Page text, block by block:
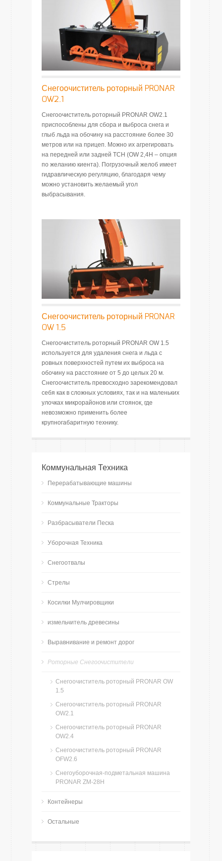
Снегоочиститель роторный PRONAR
OW2.1
Снегоочиститель роторный PRONAR OW2.1
приспособлены для сбора и выброса снега и
глыб льда на обочину на расстояние более 30
метров или на прицеп. Можно их агрегировать
на передней или задней ТСН (OW 2,4H – опция
по желанию киента). Погрузочный желоб имеет
гидравлическую регуляцию, благодаря чему
можно установить желаемый угол
выбрасывания.
Снегоочиститель роторный PRONAR
OW 1.5
Снегоочиститель роторный PRONAR OW 1.5
используется для удаления снега и льда с
ровных поверхностей путем их выброса на
обочину на расстояние от 5 до целых 20 м.
Снегоочиститель превосходно зарекомендовал
себя как в сложных условиях, так и на маленьких
улочках микрорайонов или стоянок, где
невозможно применить более
крупногабаритную технику.
Коммунальная Техника
Перерабатывающие машины
Коммунальные Тракторы
Разбрасыватели Песка
Уборочная Техника
Снегоотвалы
Стрелы
Косилки Мулчировщики
измельчитель древесины
Bыравнивание и ремонт дорог
Роторные Снегоочистители
Снегоочиститель роторный PRONAR OW
1.5
Снегоочиститель роторный PRONAR
OW2.1
Снегоочиститель роторный PRONAR
OW2.4
Снегоочиститель роторный PRONAR
OFW2.6
Снегоуборочная-подметальная машина
PRONAR ZM-28H
Контейнеры
Остальные